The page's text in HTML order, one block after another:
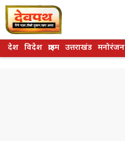
Skip
to
content
देश विदेश क्राइम उत्तराखंड मनोरंजन